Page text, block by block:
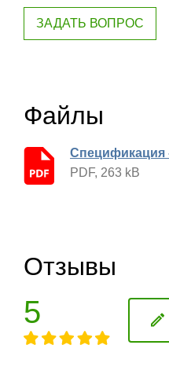
ЗАДАТЬ ВОПРОС
Файлы
Спецификация
PDF, 263 kB
Отзывы
5